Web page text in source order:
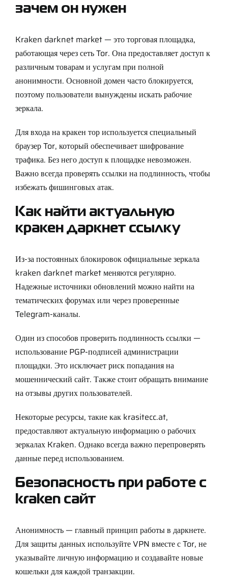
зачем он нужен
Kraken darknet market — это торговая площадка,
работающая через сеть Tor. Она предоставляет доступ к
различным товарам и услугам при полной
анонимности. Основной домен часто блокируется,
поэтому пользователи вынуждены искать рабочие
зеркала.
Для входа на кракен тор используется специальный
браузер Tor, который обеспечивает шифрование
трафика. Без него доступ к площадке невозможен.
Важно всегда проверять ссылки на подлинность, чтобы
избежать фишинговых атак.
Как найти актуальную
кракен даркнет ссылку
Из-за постоянных блокировок официальные зеркала
kraken darknet market меняются регулярно.
Надежные источники обновлений можно найти на
тематических форумах или через проверенные
Telegram-каналы.
Один из способов проверить подлинность ссылки —
использование PGP-подписей администрации
площадки. Это исключает риск попадания на
мошеннический сайт. Также стоит обращать внимание
на отзывы других пользователей.
Некоторые ресурсы, такие как krasitecc.at,
предоставляют актуальную информацию о рабочих
зеркалах Kraken. Однако всегда важно перепроверять
данные перед использованием.
Безопасность при работе с
kraken сайт
Анонимность — главный принцип работы в даркнете.
Для защиты данных используйте VPN вместе с Tor, не
указывайте личную информацию и создавайте новые
кошельки для каждой транзакции.